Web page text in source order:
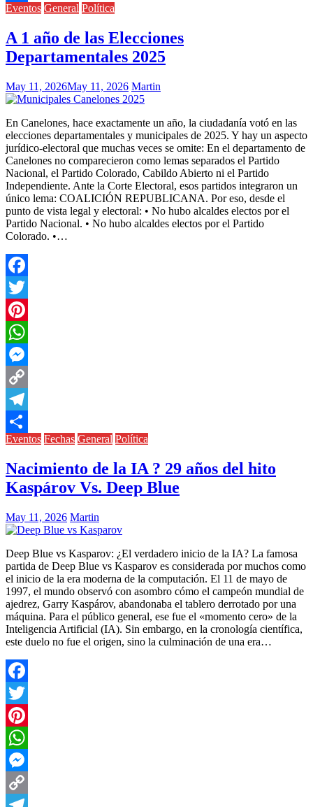
Compartir
Eventos General Política
A 1 año de las Elecciones
Departamentales 2025
May 11, 2026May 11, 2026 Martin
En Canelones, hace exactamente un año, la ciudadanía votó en las
elecciones departamentales y municipales de 2025. Y hay un aspecto
jurídico-electoral que muchas veces se omite: En el departamento de
Canelones no comparecieron como lemas separados el Partido
Nacional, el Partido Colorado, Cabildo Abierto ni el Partido
Independiente. Ante la Corte Electoral, esos partidos integraron un
único lema: COALICIÓN REPUBLICANA. Por eso, desde el
punto de vista legal y electoral: • No hubo alcaldes electos por el
Partido Nacional. • No hubo alcaldes electos por el Partido
Colorado. •…
Facebook
Twitter
Pinterest
WhatsApp
Messenger
Copy
Link
Telegram
Compartir
Eventos Fechas General Política
Nacimiento de la IA ? 29 años del hito
Kaspárov Vs. Deep Blue
May 11, 2026 Martin
Deep Blue vs Kasparov: ¿El verdadero inicio de la IA? La famosa
partida de Deep Blue vs Kasparov es considerada por muchos como
el inicio de la era moderna de la computación. El 11 de mayo de
1997, el mundo observó con asombro cómo el campeón mundial de
ajedrez, Garry Kaspárov, abandonaba el tablero derrotado por una
máquina. Para el público general, ese fue el «momento cero» de la
Inteligencia Artificial (IA). Sin embargo, en la cronología científica,
este duelo no fue el origen, sino la culminación de una era…
Facebook
Twitter
Pinterest
WhatsApp
Messenger
Copy